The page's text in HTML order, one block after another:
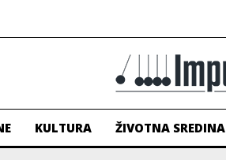
KULTURA ŽIVOTNA SREDINA